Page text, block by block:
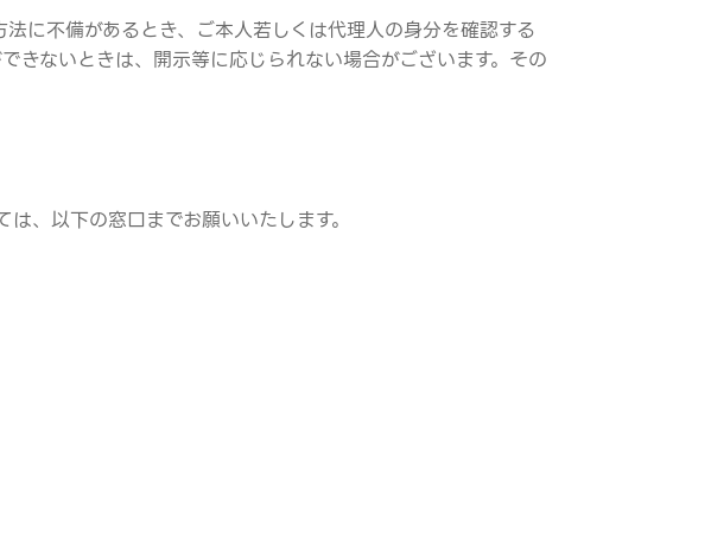
に不備があるとき、ご本人若しくは代理人の身分を確認する
きないときは、開示等に応じられない場合がございます。その
、以下の窓口までお願いいたします。